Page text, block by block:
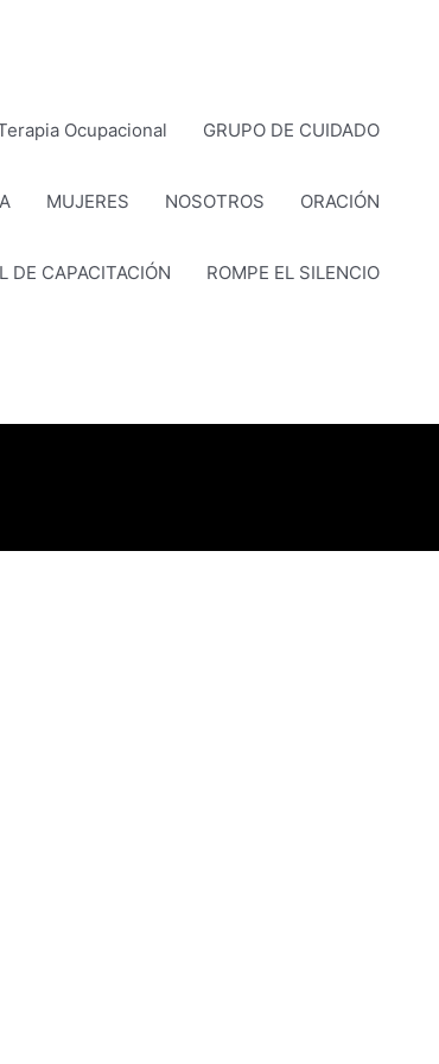
Ocupacional GRUPO DE CUIDADO
MUJERES NOSOTROS ORACIÓN
DE CAPACITACIÓN ROMPE EL SILENCIO